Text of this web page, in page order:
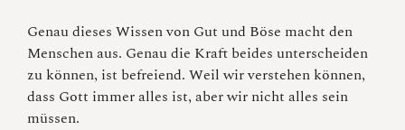
Genau dieses Wissen von Gut und Böse macht den
Menschen aus. Genau die Kraft beides unterscheiden
zu können, ist befreiend. Weil wir verstehen können,
dass Gott immer alles ist, aber wir nicht alles sein
müssen.